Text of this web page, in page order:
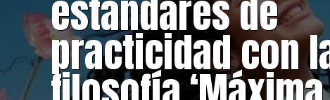
estándares de
practicidad con